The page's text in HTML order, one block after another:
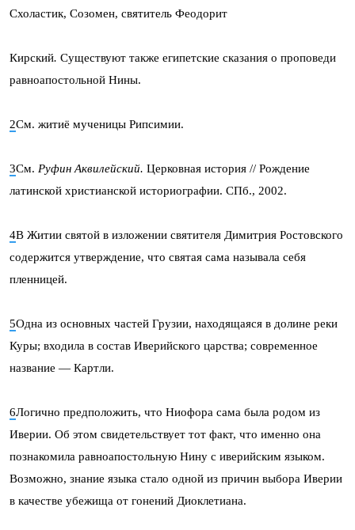
Схоластик, Созомен, святитель Феодорит
Кирский. Существуют также египетские сказания о проповеди
равноапостольной Нины.
2См. житиё мученицы Рипсимии.
3См. Руфин Аквилейский. Церковная история // Рождение
латинской христианской историографии. СПб., 2002.
4В Житии святой в изложении святителя Димитрия Ростовского
содержится утверждение, что святая сама называла себя
пленницей.
5Одна из основных частей Грузии, находящаяся в долине реки
Куры; входила в состав Иверийского царства; современное
название — Картли.
6Логично предположить, что Ниофора сама была родом из
Иверии. Об этом свидетельствует тот факт, что именно она
познакомила равноапостольную Нину с иверийским языком.
Возможно, знание языка стало одной из причин выбора Иверии
в качестве убежища от гонений Диоклетиана.